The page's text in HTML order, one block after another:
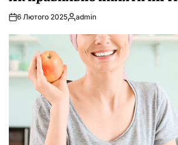
6 Лютого 2025Опубліковано
admin